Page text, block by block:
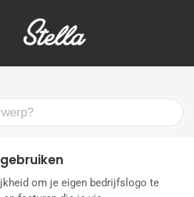
om je eigen bedrijfslogo te